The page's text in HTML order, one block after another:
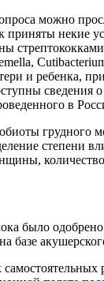
можно
некие
и ребенка,
сведения
в
степени
было
базе